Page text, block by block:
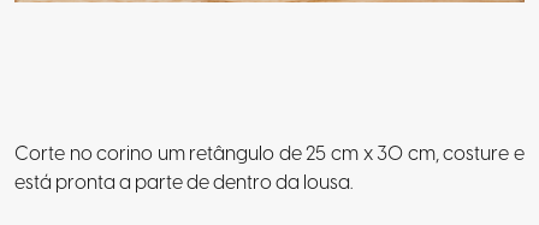
Corte no corino um retângulo de 25 cm x 30 cm, costure e
está pronta a parte de dentro da lousa.